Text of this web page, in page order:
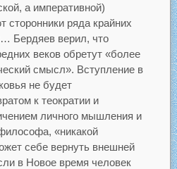
а императивной)
сторонники ряда крайних
Бердяев верил, что
веков обретут «более
смысл». Вступление в
не будет
к теократии и
личного мышления и
«никакой
себе вернуть внешней
в Новое время человек